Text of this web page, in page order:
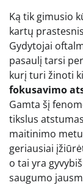
Ką tik gimusio
kartų
Gydytojai
pasaulį tarsi
kurį turi žinoti
fokusavimo
Gamta šį
tikslus
maitinimo
geriausiai
o tai yra
saugumo